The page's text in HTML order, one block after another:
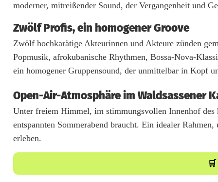
t
:
H
O
C
R
G
O
moderner, mitreißender Sound, der Vergangenheit und
Zwölf Profis, ein homogener Groove
Zwölf hochkarätige Akteurinnen und Akteure zünden
Popmusik, afrokubanische Rhythmen, Bossa-Nova-
ein homogener Gruppensound, der unmittelbar in Kopf
Open-Air-Atmosphäre im Waldsassener
Unter freiem Himmel, im stimmungsvollen Innenhof des
entspannten Sommerabend braucht. Ein idealer
erleben.